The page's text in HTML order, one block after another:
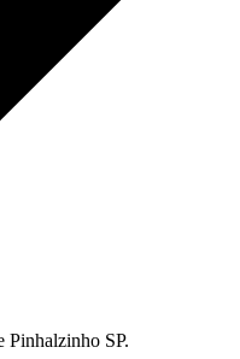
Pinhalzinho SP.